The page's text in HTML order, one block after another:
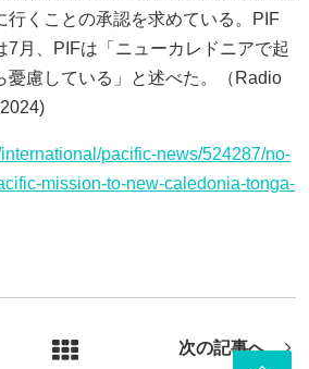
行くことの承認を求めている。PIF
7月、PIFは「ニューカレドニアで起
憂慮している」と述べた。（Radio
pacific-news/524287/no-
mission-to-new-caledonia-tonga-
次の記事へ